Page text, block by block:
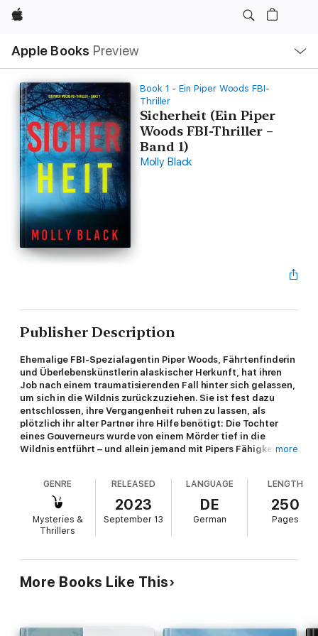
Apple
Apple Books Preview
Nav
Open
Menu
Book 1 - Ein Piper Woods FBI-
Thriller
Sicherheit (Ein Piper
Woods FBI-Thriller –
Band 1)
Molly Black
Publisher Description
Ehemalige FBI-Spezialagentin Piper Woods, Fährtenfinderin
und Überlebenskünstlerin alaskischer Herkunft, hat ihren
Job nach einem traumatisierenden Fall hinter sich gelassen,
um sich in die Wildnis zurückzuziehen. Sie ist fest dazu
entschlossen, ihre Vergangenheit ruhen zu lassen, als
plötzlich ihr alter Partner ihre Hilfe benötigt: Die Tochter
eines Gouverneurs wurde von einem Mörder tief in die
Wildnis entführt – und allein jemand mit Pipers Fähigkeiten
"Molly Black hat einen spannenden Thriller geschrieben, der
einem den letzten Atem raubt … Ich habe dieses Buch absolut
geliebt und kann es kaum erwarten, den nächsten Band der
zweitausend Fünf-Sterne-Bewertungen und Rezensionen
more
GENRE
Mysteries &
Thrillers
RELEASED
2023
September 13
LANGUAGE
DE
German
LENGTH
250
Pages
More Books Like This